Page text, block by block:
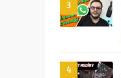
3
4